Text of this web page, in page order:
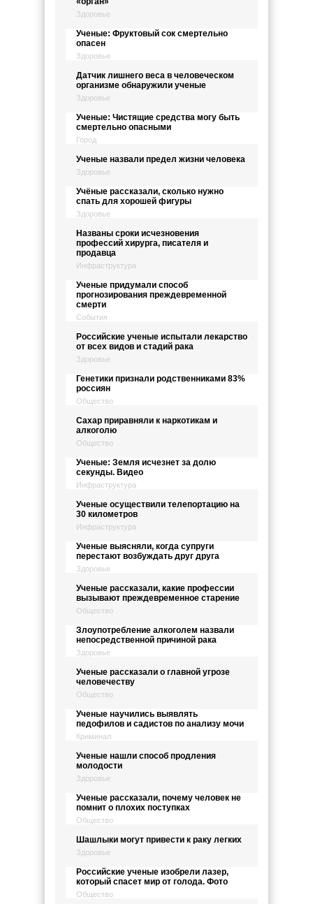
Здоровье
Ученые: Фруктовый сок смертельно
опасен
Здоровье
Датчик лишнего веса в человеческом
организме обнаружили ученые
Здоровье
Ученые: Чистящие средства могу быть
смертельно опасными
Город
Ученые назвали предел жизни человека
Здоровье
Учёные рассказали, сколько нужно
спать для хорошей фигуры
Здоровье
Названы сроки исчезновения
профессий хирурга, писателя и
продавца
Инфраструктура
Ученые придумали способ
прогнозирования преждевременной
смерти
События
Российские ученые испытали лекарство
от всех видов и стадий рака
Здоровье
Генетики признали родственниками 83%
россиян
Общество
Сахар приравняли к наркотикам и
алкоголю
Общество
Ученые: Земля исчезнет за долю
секунды. Видео
Инфраструктура
Ученые осуществили телепортацию на
30 километров
Инфраструктура
Ученые выясняли, когда супруги
перестают возбуждать друг друга
Здоровье
Ученые рассказали, какие профессии
вызывают преждевременное старение
Общество
Злоупотребление алкоголем назвали
непосредственной причиной рака
Здоровье
Ученые рассказали о главной угрозе
человечеству
Общество
Ученые научились выявлять
педофилов и садистов по анализу мочи
Криминал
Ученые нашли способ продления
молодости
Здоровье
Ученые рассказали, почему человек не
помнит о плохих поступках
Общество
Шашлыки могут привести к раку легких
Здоровье
Российские ученые изобрели лазер,
который спасет мир от голода. Фото
Общество